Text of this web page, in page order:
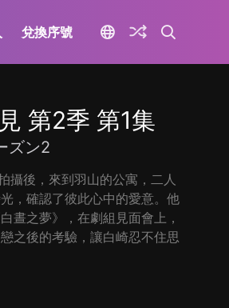
兌換序號
第2季 第1集
ズン2
攝後，來到羽山的公寓，二人
，確認了彼此心中的愛意。他
晝之夢》，在劇組見面會上，
之後的考驗，讓白崎忍不住思